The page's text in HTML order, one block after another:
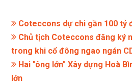
Coteccons dự chi gần 100 tỷ
Chủ tịch Coteccons đăng ký
trong khi cổ đông ngao ngán
Hai "ông lớn" Xây dựng Hoà
lớn